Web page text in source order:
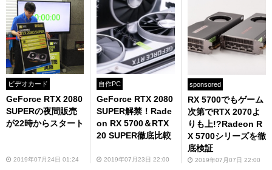
ビデオカード
GeForce RTX 2080
SUPERの夜間販売
が22時からスタート
2019年07月24日 01:24
自作PC
GeForce RTX 2080
SUPER解禁！Rade
on RX 5700＆RTX
20 SUPER徹底比較
2019年07月23日 22:00
sponsored
RX 5700でもゲーム
次第でRTX 2070よ
りも上!?Radeon R
X 5700シリーズを徹
底検証
2019年07月07日 22:00